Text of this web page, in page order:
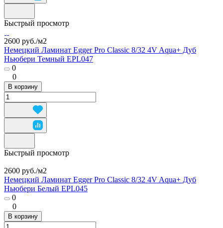
Быстрый просмотр
2600 руб./м2
Немецкий Ламинат Egger Pro Classic 8/32 4V Aqua+ Дуб
Ньюбери Темный EPL047
0
0
В корзину
Быстрый просмотр
2600 руб./м2
Немецкий Ламинат Egger Pro Classic 8/32 4V Aqua+ Дуб
Ньюбери Белый EPL045
0
0
В корзину